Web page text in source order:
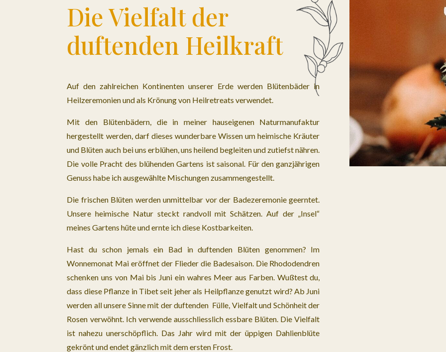
Die Vielfalt der
duftenden Heilkraft
Auf den zahlreichen Kontinenten unserer Erde werden Blütenbäder in
Heilzeremonien und als Krönung von Heilretreats verwendet.
Mit den Blütenbädern, die in meiner hauseigenen Naturmanufaktur
hergestellt werden, darf dieses wunderbare Wissen um heimische Kräuter
und Blüten auch bei uns erblühen, uns heilend begleiten und zutiefst nähren.
Die volle Pracht des blühenden Gartens ist saisonal. Für den ganzjährigen
Genuss habe ich ausgewählte Mischungen zusammengestellt.
Die frischen Blüten werden unmittelbar vor der Badezeremonie geerntet.
Unsere heimische Natur steckt randvoll mit Schätzen. Auf der „Insel“
meines Gartens hüte und ernte ich diese Kostbarkeiten.
Hast du schon jemals ein Bad in duftenden Blüten genommen? Im
Wonnemonat Mai eröffnet der Flieder die Badesaison. Die Rhododendren
schenken uns von Mai bis Juni ein wahres Meer aus Farben. Wußtest du,
dass diese Pflanze in Tibet seit jeher als Heilpflanze genutzt wird? Ab Juni
werden all unsere Sinne mit der duftenden Fülle, Vielfalt und Schönheit der
Rosen verwöhnt. Ich verwende ausschliesslich essbare Blüten. Die Vielfalt
ist nahezu unerschöpflich. Das Jahr wird mit der üppigen Dahlienblüte
gekrönt und endet gänzlich mit dem ersten Frost.